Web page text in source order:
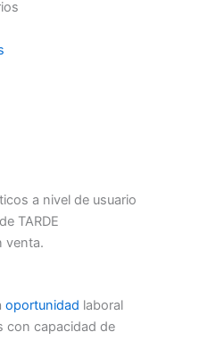
a nivel de usuario
TARDE
venta.
oportunidad laboral
con capacidad de